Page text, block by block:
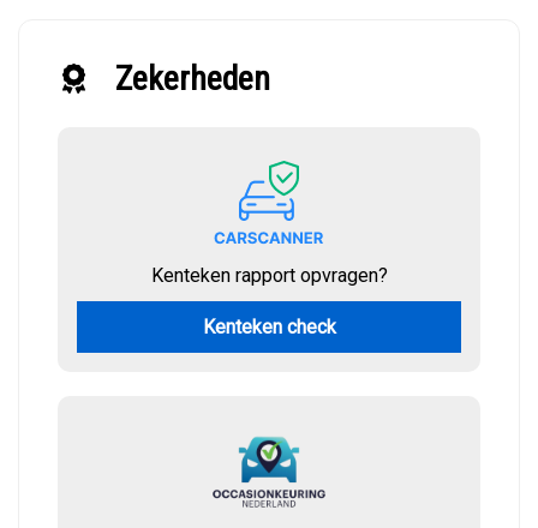
Zekerheden
Kenteken rapport opvragen?
Kenteken check